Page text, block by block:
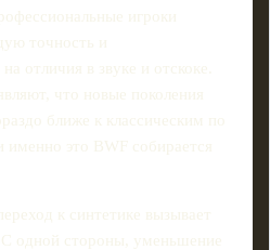
игроки
точность и
отличия в звуке и отскоке.
что новые поколения
ближе к классическим по
это BWF собирается
к синтетике вызывает
С одной стороны, уменьшение